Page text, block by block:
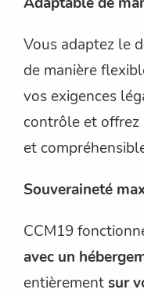
Vous adaptez le
de manière
vos exigences
contrôle et
et
Souveraineté
CCM19
avec un
entièrementsur